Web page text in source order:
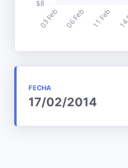
FECHA
17/02/2014